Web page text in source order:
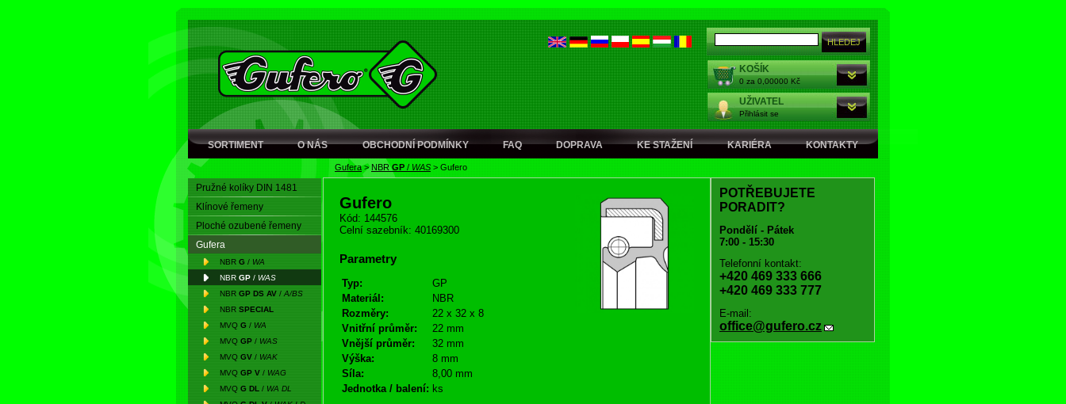
KOŠÍK
0 za 0,00000 Kč
UŽIVATEL
Přihlásit se
SORTIMENT O NÁS OBCHODNÍ PODMÍNKY FAQ DOPRAVA KE STAŽENÍ KARIÉRA KONTAKTY
Gufera> NBRGP / WAS > Gufero
Pružné kolíky DIN 1481
Klínové řemeny
Ploché ozubené řemeny
Gufera
NBR G / WA
NBR GP / WAS
NBR GP DS AV / A/BS
NBR SPECIAL
MVQ G / WA
MVQ GP / WAS
MVQ GV / WAK
MVQ GP V / WAG
MVQ G DL / WA DL
Gufero
Kód: 144576
Celní sazebník: 40169300
Parametry
Typ:
GP
Materiál:
NBR
Rozměry:
22 x 32 x 8
Vnitřní průměr:
22 mm
Vnější průměr:
32 mm
Výška:
8 mm
Síla:
8,00 mm
Jednotka / balení: ks
POTŘEBUJETE
PORADIT?
Pondělí - Pátek
7:00 - 15:30
Telefonní kontakt:
+420 469 333 666
+420 469 333 777
E-mail:
office@gufero.cz